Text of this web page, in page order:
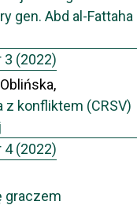
gen. Abd al-Fattaha
3 (2022)
konfliktem (CRSV)
4 (2022)
graczem